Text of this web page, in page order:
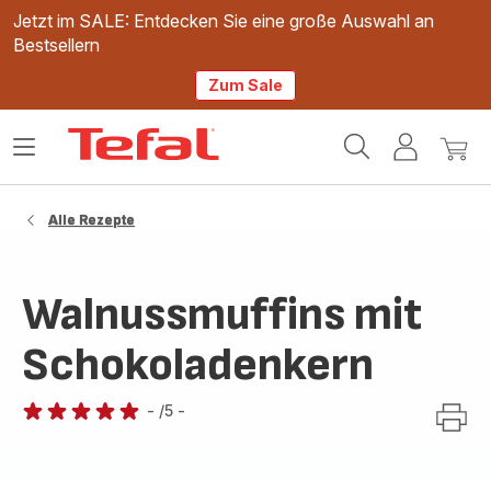
Jetzt im SALE: Entdecken Sie eine große Auswahl an
Bestsellern
Zum Sale
Mein
Mein
Das
Alle Rezepte
Walnussmuffins mit
Schokoladenkern
- /5 -